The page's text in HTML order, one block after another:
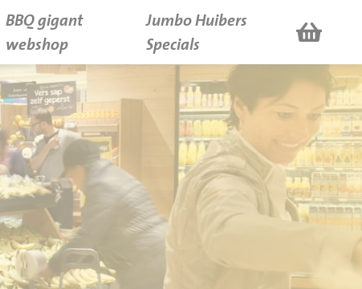
BBQ gigant
webshop
Jumbo Huibers
Specials